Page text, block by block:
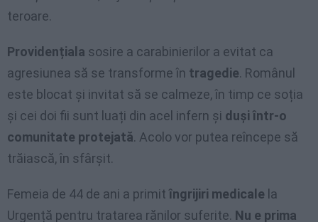
teroare.
Providențiala sosire a carabinierilor a evitat ca
agresiunea să se transforme în tragedie. Românul
este blocat și invitat să se calmeze, în timp ce soția
și cei doi fii sunt luați din acel infern și duși într-o
comunitate protejată. Acolo vor putea reîncepe să
trăiască, în sfârșit.
Femeia de 44 de ani a primit îngrijiri medicale la
Urgență pentru tratarea rănilor suferite. Nu e prima